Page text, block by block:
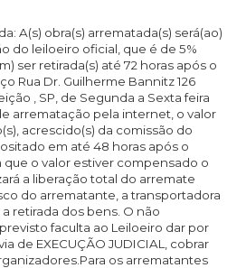
A(s) obra(s) arrematada(s) será(ao)
do leiloeiro oficial, que é de 5%
ser retirada(s) até 72 horas após o
Rua Dr. Guilherme Bannitz 126
, SP, de Segunda a Sexta feira
arrematação pela internet, o valor
acrescido(s) da comissão do
em até 48 horas após o
que o valor estiver compensado o
a liberação total do arremate
do arrematante, a transportadora
retirada dos bens. O não
faculta ao Leiloeiro dar por
de EXECUÇÃO JUDICIAL, cobrar
os arrematantes